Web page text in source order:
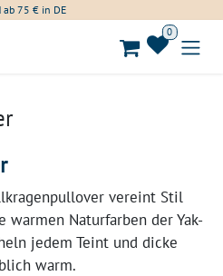
ab 75 € in DE
0
vereint Stil
warmen Naturfarben der Yak-
jedem Teint und dicke
warm.